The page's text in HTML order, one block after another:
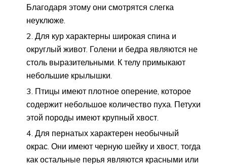
Благодаря этому они смотрятся слегка
неуклюже.
Для кур характерны широкая спина и
округлый живот. Голени и бедра являются не
столь выразительными. К телу примыкают
небольшие крылышки.
Птицы имеют плотное оперение, которое
содержит небольшое количество пуха. Петухи
этой породы имеют крупный хвост.
Для пернатых характерен необычный
окрас. Они имеют черную шейку и хвост, тогда
как остальные перья являются красными или